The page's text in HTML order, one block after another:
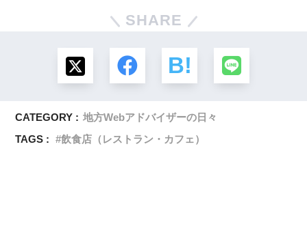
SHARE
CATEGORY : 地方Webアドバイザーの日々
TAGS :
飲食店（レストラン・カフェ）